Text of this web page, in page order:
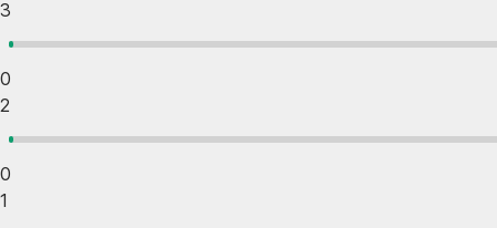
3
0
2
0
1